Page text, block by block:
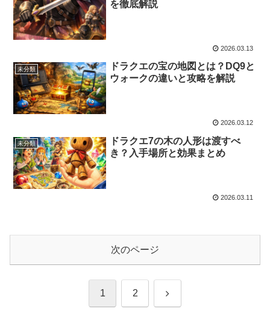
を徹底解説
2026.03.13
未分類
ドラクエの宝の地図とは？DQ9と
ウォークの違いと攻略を解説
2026.03.12
未分類
ドラクエ7の木の人形は渡すべ
き？入手場所と効果まとめ
2026.03.11
次のページ
1 2 次